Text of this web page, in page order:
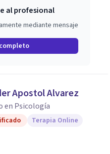
al profesional
mediante mensaje
Apostol Alvarez
en Psicología
Terapia Online